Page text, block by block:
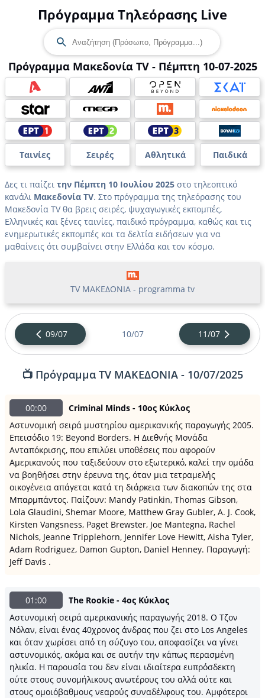
Πρόγραμμα Τηλεόρασης Live
Πρόγραμμα Μακεδονία TV - Πέμπτη 10-07-2025
Ταινίες Σειρές Αθλητικά Παιδικά
Δες τι παίζει την Πέμπτη 10 Ιουλίου 2025 στο τηλεοπτικό
κανάλι Μακεδονία TV. Στο πρόγραμμα της τηλεόρασης του
Μακεδονία TV θα βρεις σειρές, ψυχαγωγικές εκπομπές,
Ελληνικές και ξένες ταινίες, παιδικό πρόγραμμα, καθώς και τις
ενημερωτικές εκπομπές και τα δελτία ειδήσεων για να
μαθαίνεις ότι συμβαίνει στην Ελλάδα και τον κόσμο.
TV ΜΑΚΕΔΟΝΙΑ - programma tv
09/07 10/07 11/07
📺 Πρόγραμμα TV ΜΑΚΕΔΟΝΙΑ - 10/07/2025
00:00
Criminal Minds - 10ος Κύκλος
Αστυνομική σειρά μυστηρίου αμερικανικής παραγωγής 2005.
Επεισόδιο 19: Beyond Borders. Η Διεθνής Μονάδα
Ανταπόκρισης, που επιλύει υποθέσεις που αφορούν
Αμερικανούς που ταξιδεύουν στο εξωτερικό, καλεί την ομάδα
να βοηθήσει στην έρευνα της, όταν μια τετραμελής
οικογένεια απάγεται κατά τη διάρκεια των διακοπών της στα
Μπαρμπάντος. Παίζουν: Mandy Patinkin, Thomas Gibson,
Lola Glaudini, Shemar Moore, Matthew Gray Gubler, A. J. Cook,
Kirsten Vangsness, Paget Brewster, Joe Mantegna, Rachel
Nichols, Jeanne Tripplehorn, Jennifer Love Hewitt, Aisha Tyler,
Adam Rodriguez, Damon Gupton, Daniel Henney. Παραγωγή:
Jeff Davis .
01:00
The Rookie - 4ος Κύκλος
Αστυνομική σειρά αμερικανικής παραγωγής 2018. Ο Τζον
Νόλαν, είναι ένας 40χρονος άνδρας που ζει στο Los Angeles
και όταν χωρίσει από τη σύζυγο του, αποφασίζει να γίνει
αστυνομικός, ακόμα και σε αυτήν την κάπως περασμένη
ηλικία. Η παρουσία του δεν είναι ιδιαίτερα ευπρόσδεκτη
ούτε στους συνομήλικους ανωτέρους του αλλά ούτε και
στους ομοιόβαθμους νεαρούς συναδέλφους του. Αμφότεροι